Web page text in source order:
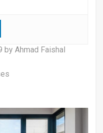
by Ahmad Faishal